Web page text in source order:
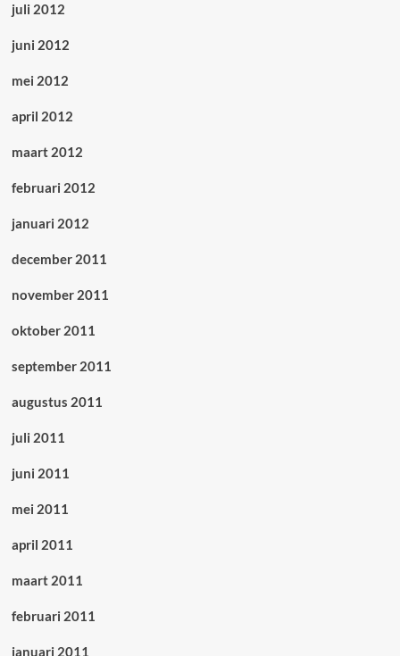
juli 2012
juni 2012
mei 2012
april 2012
maart 2012
februari 2012
januari 2012
december 2011
november 2011
oktober 2011
september 2011
augustus 2011
juli 2011
juni 2011
mei 2011
april 2011
maart 2011
februari 2011
januari 2011